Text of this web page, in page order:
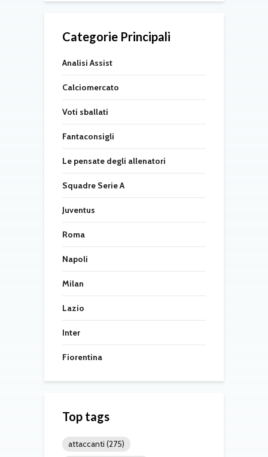
Categorie Principali
Analisi Assist
Calciomercato
Voti sballati
Fantaconsigli
Le pensate degli allenatori
Squadre Serie A
Juventus
Roma
Napoli
Milan
Lazio
Inter
Fiorentina
Top tags
attaccanti (275)